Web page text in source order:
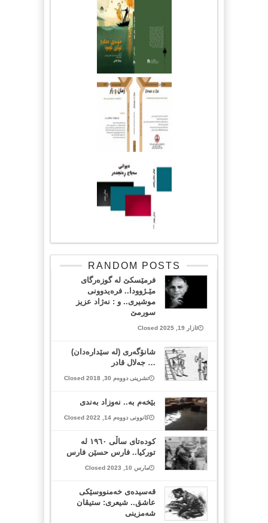
RANDOM POSTS
فرمێسكێ له‌ گوزه‌رگای
مێـژوودا.. فره‌یدوونی
موشیری.. و : نه‌ژاد عزیز
سورمێ
ئازار 19, 2025 Closed
شانۆگەری (لە سێدارەدان)
… جه‌لال قادر
تشرینی دووەم 30, 2018 Closed
بێخەم بە.. نەوزاد بەندی
کانوونی دووەم 14, 2022 Closed
کودەتای ساڵی ١٩٦٠ لە
تورکیا.. فارس حسێن فارس
مارس 10, 2023 Closed
قەسیدەی خەمنووسێکی
عاشق.. شیعری: ستیڤان
شەمزینی